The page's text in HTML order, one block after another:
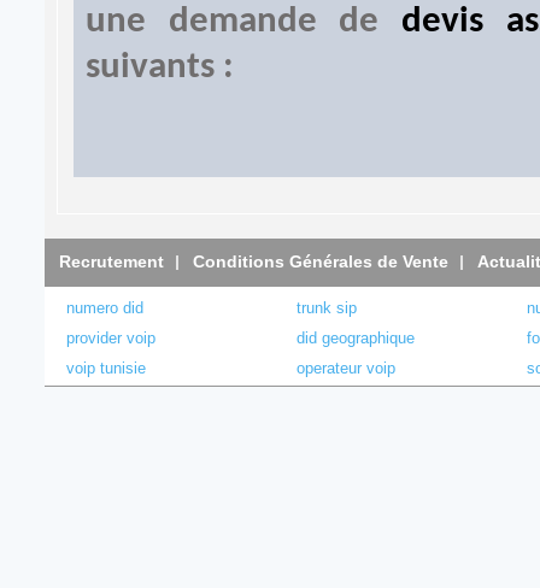
une demande de devis
suivants :
Recrutement Conditions Générales de Vente
numero did trunk sip
provider voip
did geographique
voip tunisie
operateur voip